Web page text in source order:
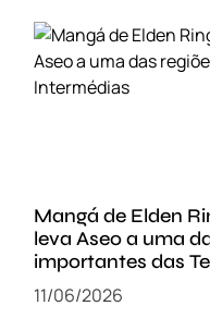
Mangá de Elden
leva Aseo a uma
importantes das
11/06/2026